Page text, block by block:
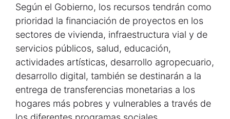
Según el Gobierno, los recursos tendrán como
prioridad la financiación de proyectos en los
sectores de vivienda, infraestructura vial y de
servicios públicos, salud, educación,
actividades artísticas, desarrollo agropecuario,
desarrollo digital, también se destinarán a la
entrega de transferencias monetarias a los
hogares más pobres y vulnerables a través de